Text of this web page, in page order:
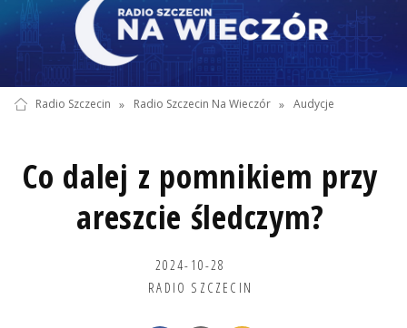
Radio Szczecin » Radio Szczecin Na Wieczór » Audycje
Co dalej z pomnikiem przy
areszcie śledczym?
2024-10-28
RADIO SZCZECIN